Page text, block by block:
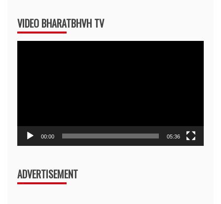
VIDEO BHARATBHVH TV
00:00 05:36
ADVERTISEMENT